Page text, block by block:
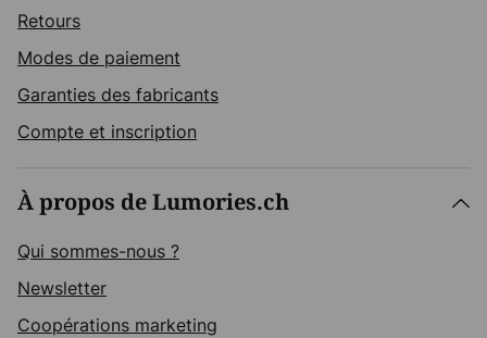
Retours
Modes de paiement
Garanties des fabricants
Compte et inscription
À propos de Lumories.ch
Qui sommes-nous ?
Newsletter
Coopérations marketing